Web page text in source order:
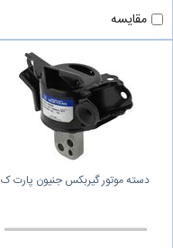
مقایسه
دسته موتور گیربکس جنیون پارت ک